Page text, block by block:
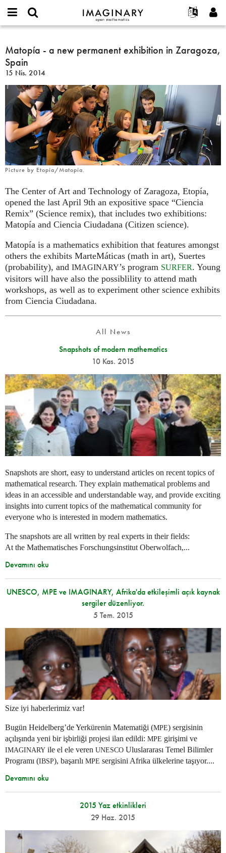
IMAGINARY
open
Français
Español
Türkçe
Programlar
Filmler
Metinler
Sergiler
Devamı...
Projeler
or
username
*
Parola
*
Yeni hesap oluştur
Yeni parola iste
Ara
Matopía
-
a
new
permanent
exhibition
in
Zaragoza,
Spain
Matopía - a new permanent exhibition in Zaragoza,
Spain
15 Nis. 2014
Picture by Etopía/Matopía.
The Center of Art and Technology of Zaragoza, Etopía,
opened the last April 9th an expositive space “Ciencia
Remix” (Science remix), that includes two exhibitions:
Matopía and Ciencia Ciudadana (Citizen science).
Matopía is a mathematics exhibition that features amongst
others the exhibits MarteMáticas (math in art), Suertes
(probability), and IMAGINARY’s program SURFER. Young
visitors will have also the possiblility to attend math
workshops, as well as to experiment other science exhibits
from Ciencia Ciudadana.
All News
Snapshots of modern mathematics
10 Kas. 2015
Snapshots are short, easy to understand articles on recent topics of
mathematical research. They explain mathematical problems and
ideas in an accessible and understandable way, and provide exciting
insights into current topics of the mathematical community for
everyone who is interested in modern mathematics.
The snapshots are all written by real experts in their fields:
At the Mathematisches Forschungsinstitut Oberwolfach,...
Devamını oku
UNESCO, MPE ve IMAGINARY, Afrika'da etkileşimli açık kaynak
sergiler düzenliyor.
5 Tem. 2015
Size iyi haberlerimiz var!
Bugün Heidelberg’de Yerkürenin Matematiği (MPE) sergisinin
açılışında yeni bir işbirliği projesi ilan edildi: MPE girişimi ve
IMAGINARY ile el ele veren UNESCO Uluslararası Temel Bilimler
Programı (IBSP), başarılı MPE sergisini Afrika ülkelerine taşıyor....
Devamını oku
2015 Yaz etkinlikleri
29 Haz. 2015